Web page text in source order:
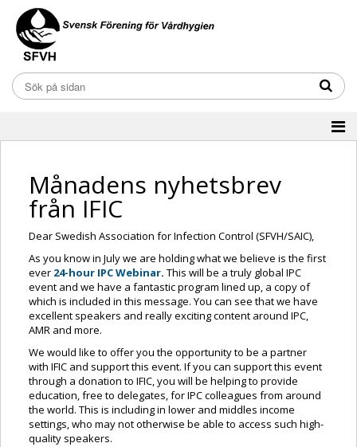
Månadens nyhetsbrev
från IFIC
Dear Swedish Association for Infection Control (SFVH/SAIC),
As you know in July we are holding what we believe is the first
ever 24-hour IPC Webinar. This will be a truly global IPC
event and we have a fantastic program lined up, a copy of
which is included in this message. You can see that we have
excellent speakers and really exciting content around IPC,
AMR and more.
We would like to offer you the opportunity to be a partner
with IFIC and support this event. If you can support this event
through a donation to IFIC, you will be helping to provide
education, free to delegates, for IPC colleagues from around
the world. This is including in lower and middles income
settings, who may not otherwise be able to access such high-
quality speakers.